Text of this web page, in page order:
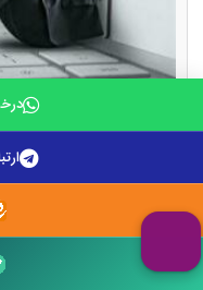
مجازات توهین و
گسترش اینترنت و